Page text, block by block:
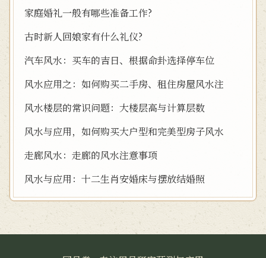
家庭婚礼一般有哪些准备工作?
古时新人回娘家有什么礼仪?
汽车风水：买车的吉日、根据命卦选择停车位
风水应用之：如何购买二手房、租住房屋风水注
风水楼层的常识问题：大楼层高与计算层数
风水与应用，如何购买大户型和完美型房子风水
走廊风水：走廊的风水注意事项
风水与应用：十二生肖安婚床与摆放结婚照